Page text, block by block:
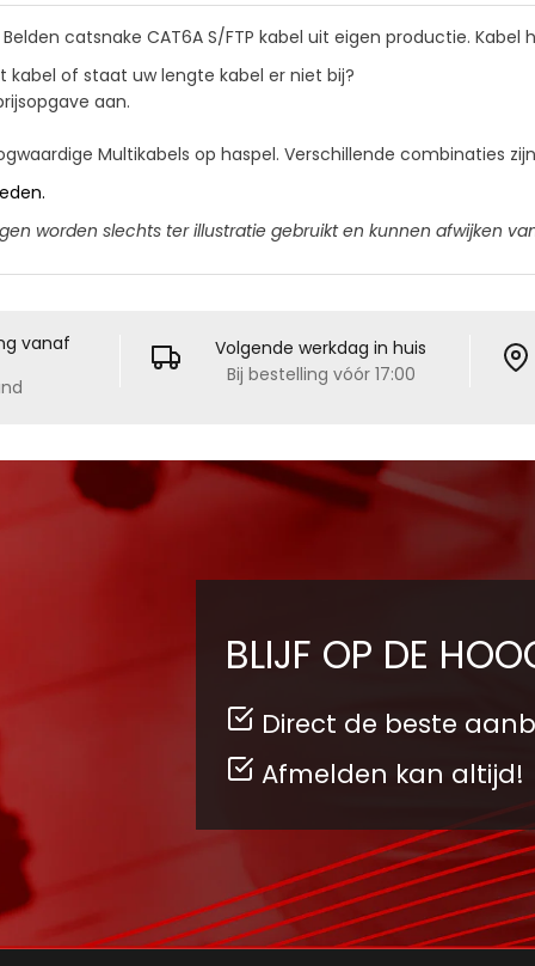
catsnake CAT6A S/FTP kabel uit eigen productie.
kabel of staat uw lengte kabel er niet bij?
aan.
Multikabels op haspel. Verschillende combinaties
worden slechts ter illustratie gebruikt en kunnen afwijken
vanaf
Volgende werkdag in huis
Bij bestelling vóór 17:00
BLIJF OP DE
Direct de beste
Afmelden kan altijd!